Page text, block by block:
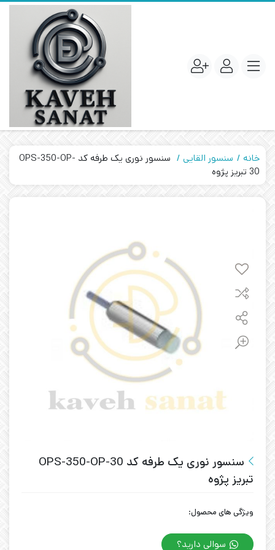
خانه سنسور القایی
سنسور نوری یک طرفه کد OPS-350-OP-
30 تبریز پژوه
سنسور نوری یک طرفه کد OPS-350-OP-30
تبریز پژوه
ویژگی های محصول:
سوالی دارید؟